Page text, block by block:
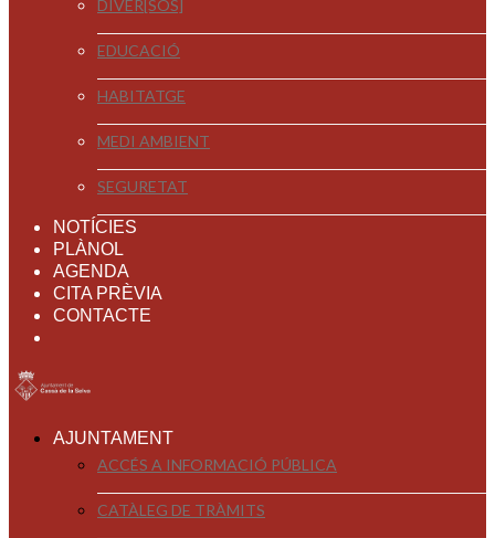
DIVER[SOS]
EDUCACIÓ
HABITATGE
MEDI AMBIENT
SEGURETAT
NOTÍCIES
PLÀNOL
AGENDA
CITA PRÈVIA
CONTACTE
AJUNTAMENT
ACCÉS A INFORMACIÓ PÚBLICA
CATÀLEG DE TRÀMITS